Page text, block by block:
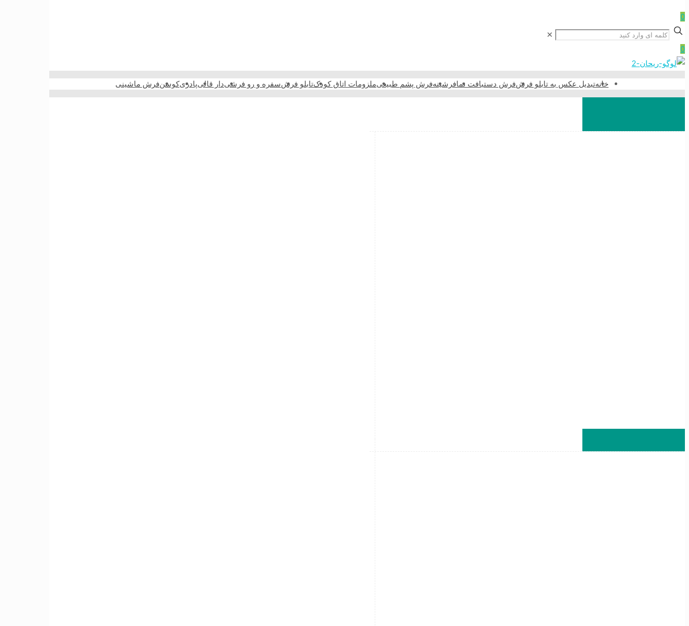
0
✕
0
خانهتبدیل عکس به تابلو فرشفرش دستبافت نمافرشینهفرش پشم طبیعیملزومات اتاق کودکتابلو فرشسفره و رو فرشیدار قالیپادریکوسنفرش ماشینی